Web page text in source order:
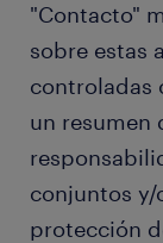
"Contacto"
sobre estas
controladas
un resumen
conjuntos y/
protección